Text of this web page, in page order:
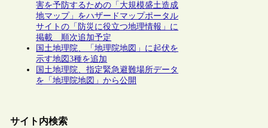
害を予防するための「大規模盛土造成
地マップ」をハザードマップポータル
サイトの「防災に役立つ地理情報」に
掲載 順次追加予定
国土地理院、「地理院地図」に起伏を
示す地図3種を追加
国土地理院、指定緊急避難場所データ
を「地理院地図」から公開
サイト内検索